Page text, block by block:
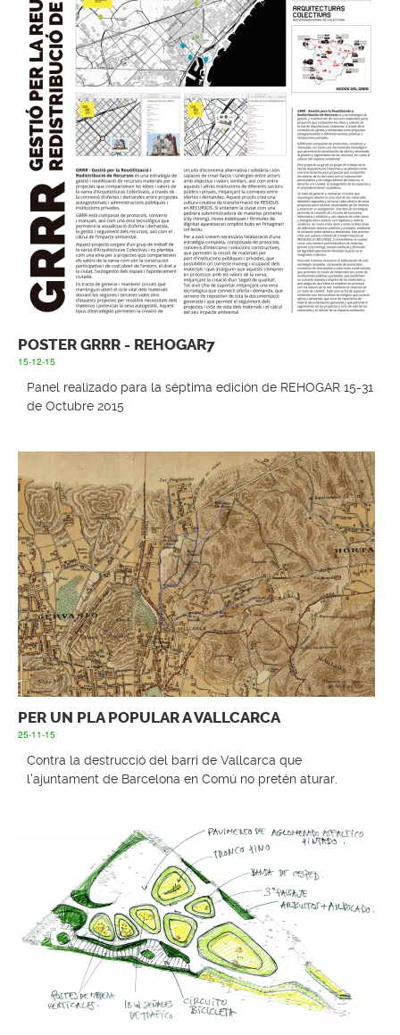
POSTER GRRR - REHOGAR7
15-12-15
Panel realizado para la séptima edición de REHOGAR 15-31
de Octubre 2015
PER UN PLA POPULAR A VALLCARCA
25-11-15
Contra la destrucció del barri de Vallcarca que
l'ajuntament de Barcelona en Comú no pretén aturar.